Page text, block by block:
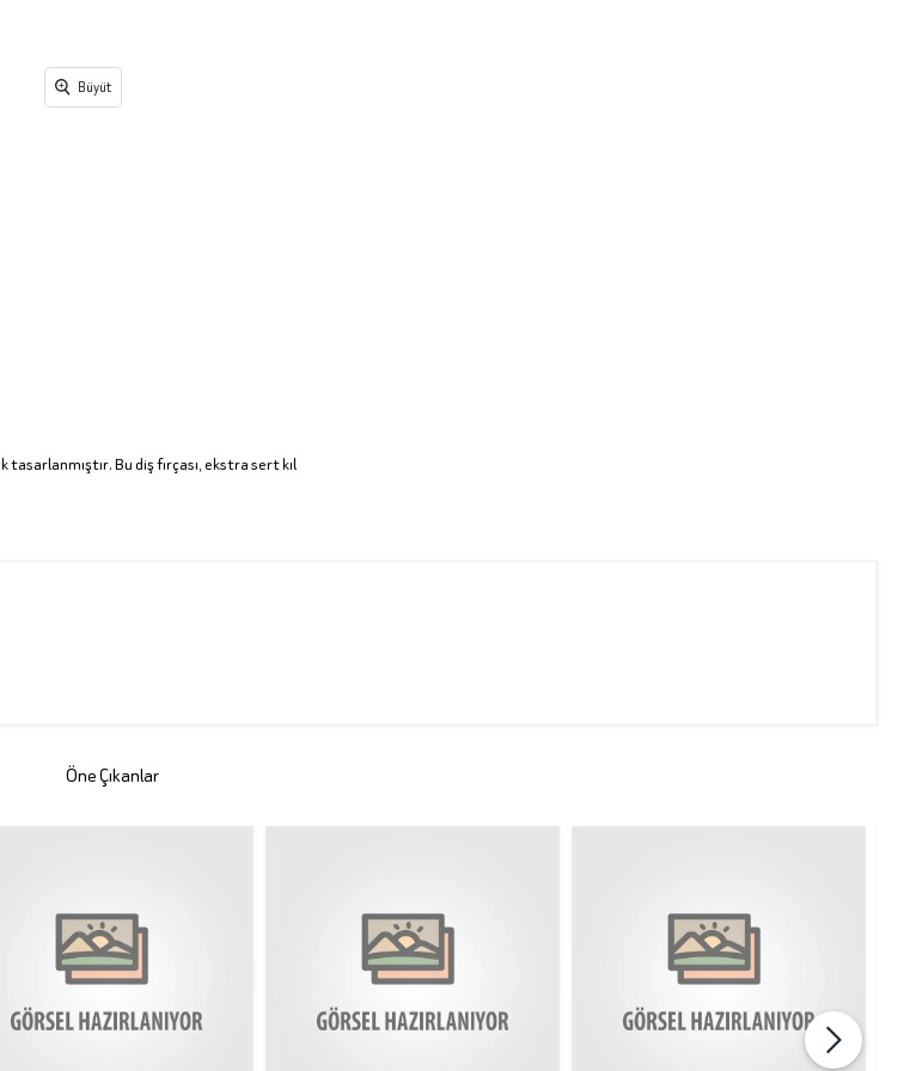
Büyüt
Bu diş fırçası, ekstra sert kıl
Öne Çıkanlar